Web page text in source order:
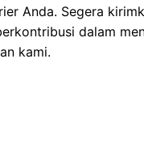
Anda. Segera
dalam
kami.